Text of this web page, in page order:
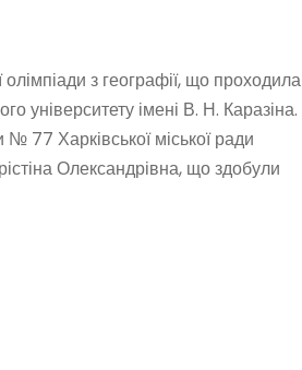
з географії, що проходила
університету імені В. Н. Каразіна.
77 Харківської міської ради
Олександрівна, що здобули